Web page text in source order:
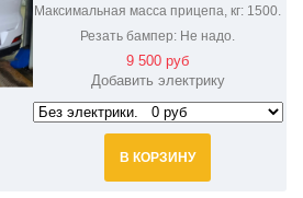
Максимальная масса прицепа, кг: 1500.
Резать бампер: Не надо.
9 500 руб
Добавить электрику
В КОРЗИНУ